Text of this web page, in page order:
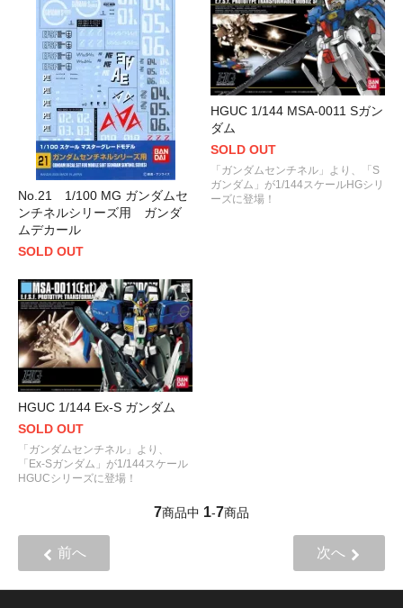
No.21 1/100 MG ガンダムセ
ンチネルシリーズ用 ガンダ
ムデカール
SOLD OUT
HGUC 1/144 MSA-0011 Sガン
ダム
SOLD OUT
「ガンダムセンチネル」より、「S
ガンダム」が1/144スケールHGシリ
ーズに登場！
HGUC 1/144 Ex-S ガンダム
SOLD OUT
「ガンダムセンチネル」より、
「Ex-Sガンダム」が1/144スケール
HGUCシリーズに登場！
7商品中 1-7商品
前へ 次へ